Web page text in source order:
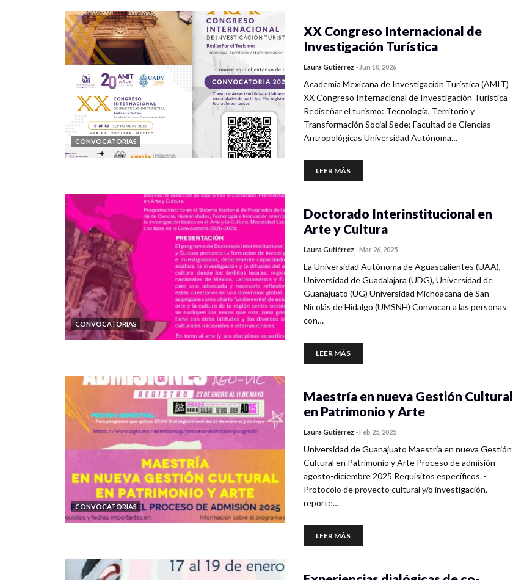
CONVOCATORIAS
XX Congreso Internacional de
Investigación Turística
Laura Gutiérrez - Jun 10, 2026
Academia Mexicana de Investigación Turística (AMIT)
XX Congreso Internacional de Investigación Turística
Rediseñar el turismo: Tecnología, Territorio y
Transformación Social Sede: Facultad de Ciencias
Antropológicas Universidad Autónoma…
LEER MÁS
CONVOCATORIAS
Doctorado Interinstitucional en
Arte y Cultura
Laura Gutiérrez -Mar 26, 2025
La Universidad Autónoma de Aguascalientes (UAA),
Universidad de Guadalajara (UDG), Universidad de
Guanajuato (UG) Universidad Michoacana de San
Nicolás de Hidalgo (UMSNH) Convocan a las personas
con…
LEER MÁS
CONVOCATORIAS
Maestría en nueva Gestión Cultural
en Patrimonio y Arte
Laura Gutiérrez -Feb 25, 2025
Universidad de Guanajuato Maestría en nueva Gestión
Cultural en Patrimonio y Arte Proceso de admisión
agosto-diciembre 2025 Requisitos específicos. -
Protocolo de proyecto cultural y/o investigación,
reporte…
LEER MÁS